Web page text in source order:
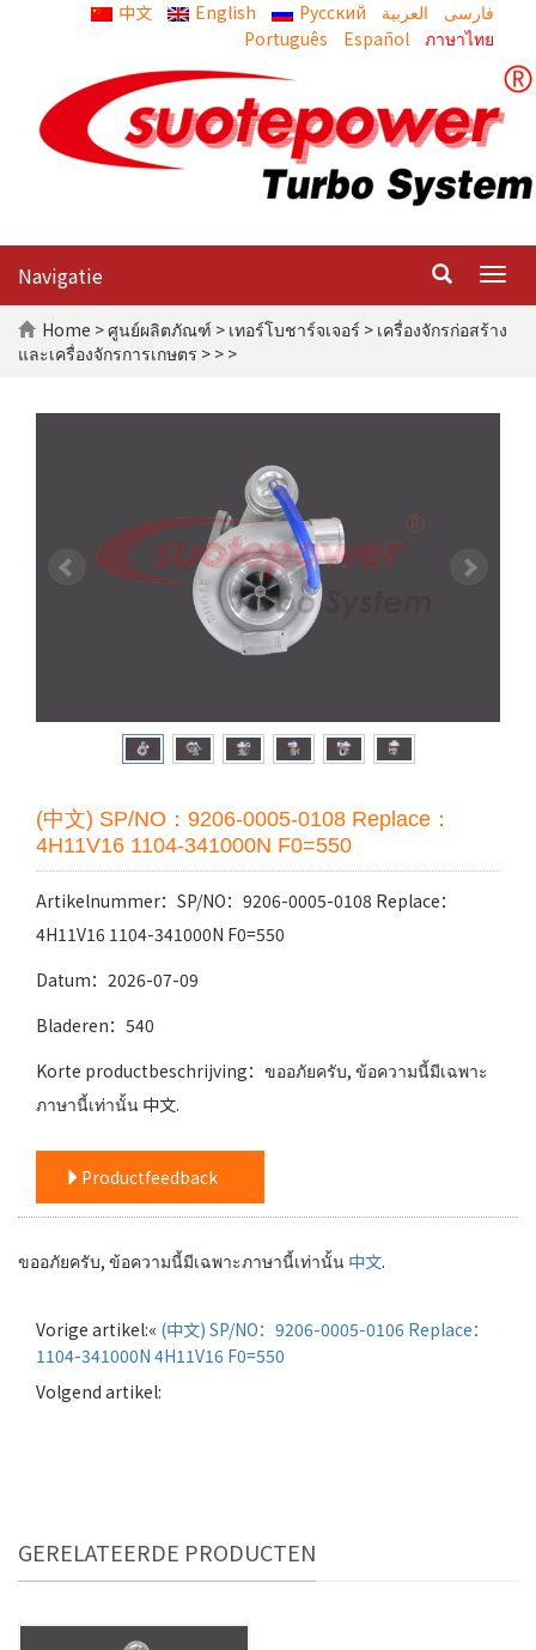
中文 English Русский العربية
Português
Español ภาษาไทย
Navigatie
Home >ศูนย์ผลิตภัณฑ์ > เทอร์โบชาร์จเจอร์ > เครื่องจักรก่อสร้าง
และเครื่องจักรการเกษตร > > >
(中文) SP/NO：9206-0005-0108 Replace：
4H11V16 1104-341000N F0=550
Artikelnummer：SP/NO：9206-0005-0108 Replace：
4H11V16 1104-341000N F0=550
Datum：2026-07-09
Bladeren：540
Korte productbeschrijving：ขออภัยครับ, ข้อความนี้มีเฉพาะ
ภาษานี้เท่านั้น 中文.
Productfeedback
ขออภัยครับ, ข้อความนี้มีเฉพาะภาษานี้เท่านั้น 中文.
Vorige artikel:« (中文) SP/NO：9206-0005-0106 Replace：
1104-341000N 4H11V16 F0=550
Volgend artikel:
GERELATEERDE PRODUCTEN